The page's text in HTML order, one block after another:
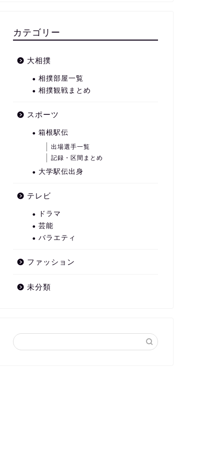
カテゴリー
大相撲
相撲部屋一覧
相撲観戦まとめ
スポーツ
箱根駅伝
出場選手一覧
記録・区間まとめ
大学駅伝出身
テレビ
ドラマ
芸能
バラエティ
ファッション
未分類